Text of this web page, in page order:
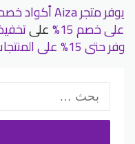
على خصم 15% على
وفر حتى 15% على المنتجات
البحث
عن: